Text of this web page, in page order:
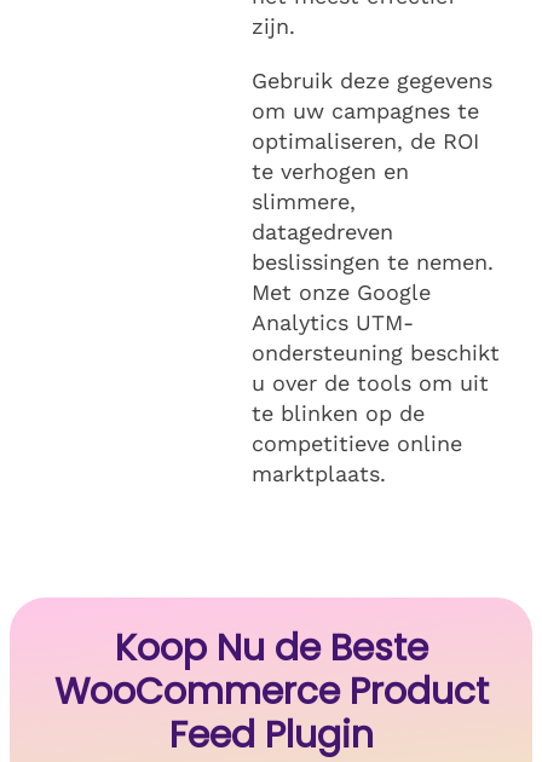
zijn.
Gebruik deze gegevens
om uw campagnes te
optimaliseren, de ROI
te verhogen en
slimmere,
datagedreven
beslissingen te nemen.
Met onze Google
Analytics UTM-
ondersteuning beschikt
u over de tools om uit
te blinken op de
competitieve online
marktplaats.
Koop Nu de Beste
WooCommerce Product
Feed Plugin